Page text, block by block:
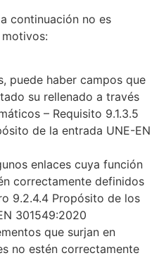
continuación no es
puede haber campos que
su rellenado a través
– Requisito 9.1.3.5
de la entrada UNE-EN
enlaces cuya función
correctamente definidos
9.2.4.4 Propósito de los
301549:2020
que surjan en
no estén correctamente